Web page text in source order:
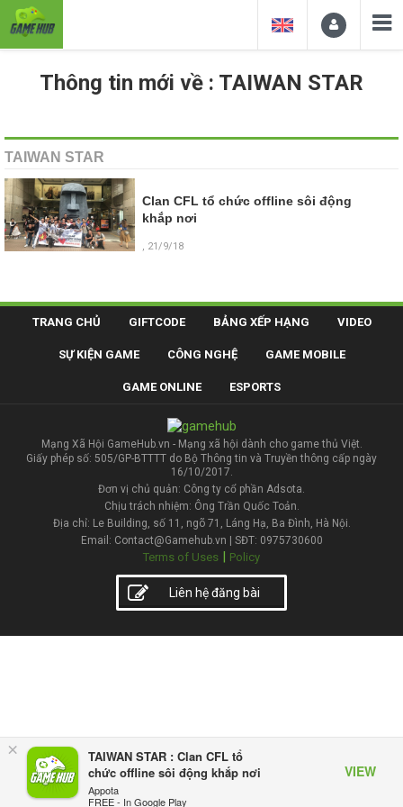
×
TAIWAN STAR : Clan CFL tổ
chức offline sôi động khắp nơi
Appota
FREE - In Google Play
VIEW
Thông tin mới về : TAIWAN STAR
TAIWAN STAR
Clan CFL tổ chức offline sôi động
khắp nơi
, 21/9/18
TRANG CHỦ GIFTCODE BẢNG XẾP HẠNG VIDEO
SỰ KIỆN GAME CÔNG NGHỆ GAME MOBILE
GAME ONLINE ESPORTS
Mạng Xã Hội GameHub.vn - Mạng xã hội dành cho game thủ Việt.
Giấy phép số: 505/GP-BTTTT do Bộ Thông tin và Truyền thông cấp ngày
16/10/2017.
Đơn vị chủ quản: Công ty cổ phần Adsota.
Chịu trách nhiệm: Ông Trần Quốc Toản.
Địa chỉ: Le Building, số 11, ngõ 71, Láng Hạ, Ba Đình, Hà Nội.
Email: Contact@Gamehub.vn | SĐT: 0975730600
Terms of Uses | Policy
Liên hệ đăng bài